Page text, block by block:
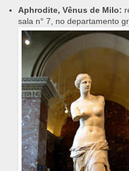
Aphrodite, Vênus de Milo:
sala n° 7, no departamento